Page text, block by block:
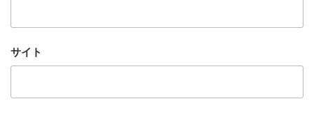
サイト